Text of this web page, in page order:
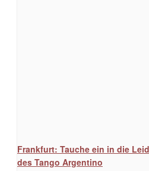
Frankfurt: Tauche ein in die
des Tango Argentino